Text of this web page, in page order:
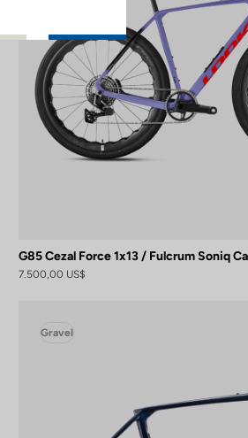
G85 Cezal Force 1x13 / Fulcrum Soniq
7.500,00 US$
Gravel